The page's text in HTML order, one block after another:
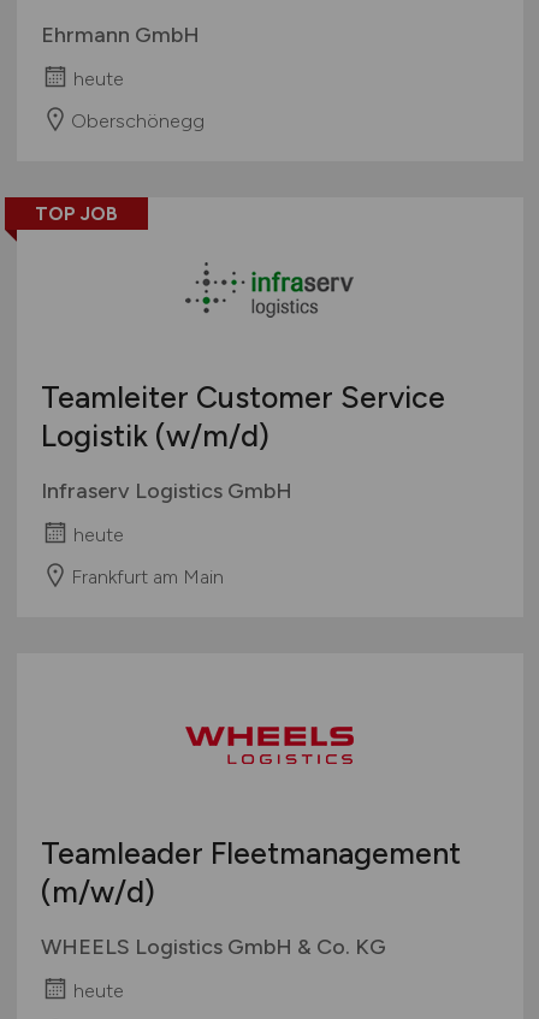
Ehrmann GmbH
heute
Oberschönegg
TOP JOB
Teamleiter Customer Service
Logistik (w/m/d)
Infraserv Logistics GmbH
heute
Frankfurt am Main
Teamleader Fleetmanagement
(m/w/d)
WHEELS Logistics GmbH & Co. KG
heute